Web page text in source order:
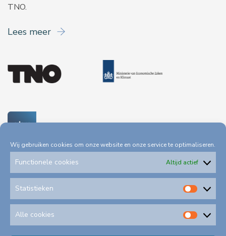
Wij gebruiken cookies om onze website en onze service te optimaliseren.
Functionele cookies Altijd actief
Statistieken
Alle cookies
Alle
TNO.
Lees meer
Privacystatement